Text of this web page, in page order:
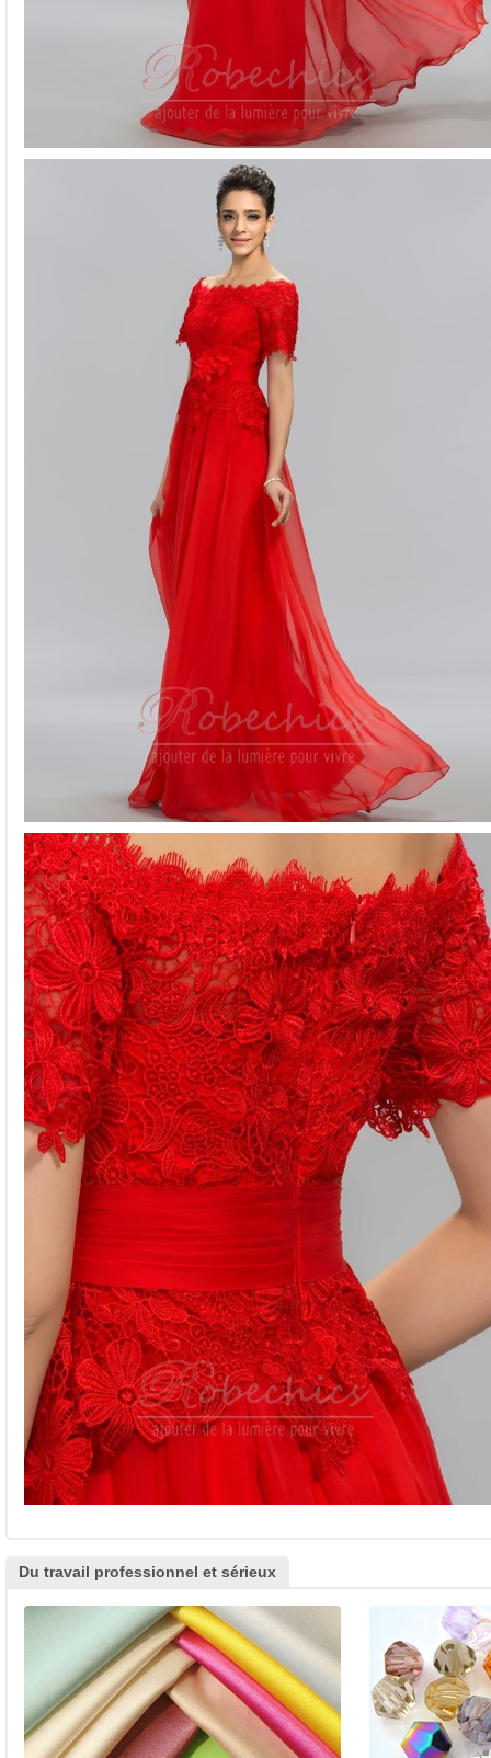
Du travail professionnel et sérieux